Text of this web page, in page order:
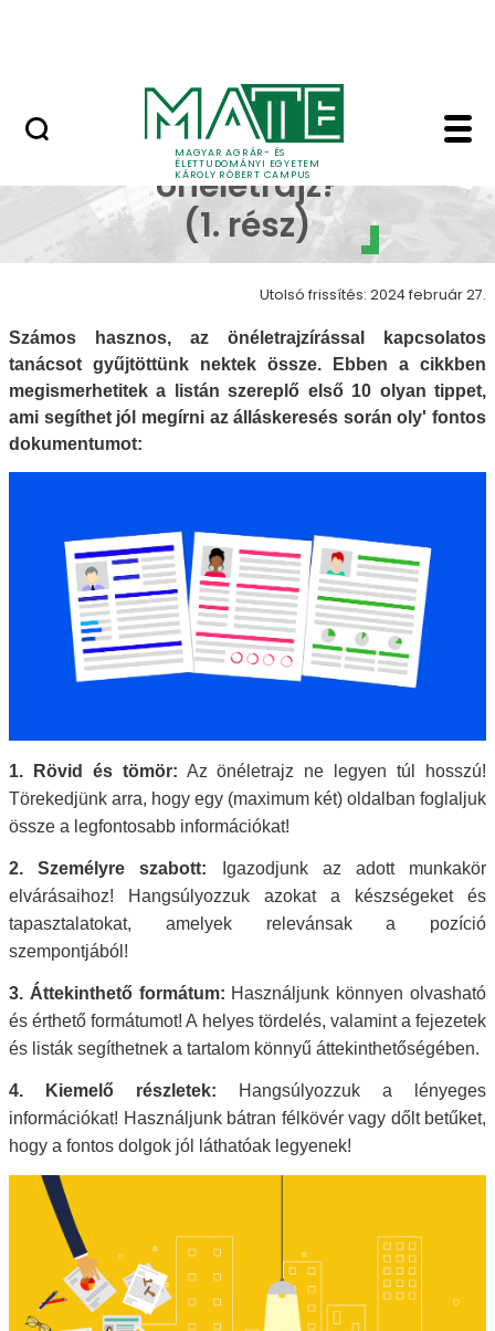
MAGYAR AGRÁR- ÉS
ÉLETTUDOMÁNYI EGYETEM
KÁROLY RÓBERT CAMPUS
Milyen a jóMilyen a jó
önéletrajz?
(1. rész)
Utolsó frissítés: 2024 február 27.
Számos hasznos, az önéletrajzírással kapcsolatos
tanácsot gyűjtöttünk nektek össze. Ebben a cikkben
megismerhetitek a listán szereplő első 10 olyan tippet,
ami segíthet jól megírni az álláskeresés során oly' fontos
dokumentumot:
1. Rövid és tömör: Az önéletrajz ne legyen túl hosszú!
Törekedjünk arra, hogy egy (maximum két) oldalban foglaljuk
össze a legfontosabb információkat!
2. Személyre szabott: Igazodjunk az adott munkakör
elvárásaihoz! Hangsúlyozzuk azokat a készségeket és
tapasztalatokat, amelyek relevánsak a pozíció
szempontjából!
3. Áttekinthető formátum: Használjunk könnyen olvasható
és érthető formátumot! A helyes tördelés, valamint a fejezetek
és listák segíthetnek a tartalom könnyű áttekinthetőségében.
4. Kiemelő részletek: Hangsúlyozzuk a lényeges
információkat! Használjunk bátran félkövér vagy dőlt betűket,
hogy a fontos dolgok jól láthatóak legyenek!